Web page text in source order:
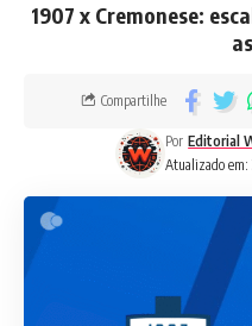
1907 x Cremonese:
Atualizado em:
Por Editorial
Compartilhe